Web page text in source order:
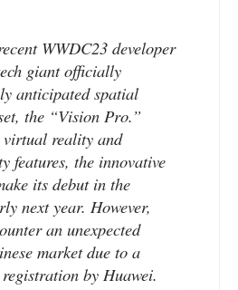
WWDC23 developer
giant officially
anticipated spatial
the “Vision Pro.”
reality and
features, the innovative
its debut in the
next year. However,
an unexpected
market due to a
by Huawei.